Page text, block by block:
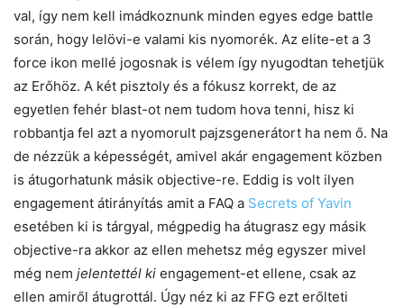
val, így nem kell imádkoznunk minden egyes edge battle
során, hogy lelövi-e valami kis nyomorék. Az elite-et a 3
force ikon mellé jogosnak is vélem így nyugodtan tehetjük
az Erőhöz. A két pisztoly és a fókusz korrekt, de az
egyetlen fehér blast-ot nem tudom hova tenni, hisz ki
robbantja fel azt a nyomorult pajzsgenerátort ha nem ő. Na
de nézzük a képességét, amivel akár engagement közben
is átugorhatunk másik objective-re. Eddig is volt ilyen
engagement átirányítás amit a FAQ a Secrets of Yavin
esetében ki is tárgyal, mégpedig ha átugrasz egy másik
objective-ra akkor az ellen mehetsz még egyszer mivel
még nem jelentettél ki engagement-et ellene, csak az
ellen amiről átugrottál. Úgy néz ki az FFG ezt erőlteti